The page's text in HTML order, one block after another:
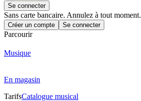
Se connecter
Sans carte bancaire. Annulez à tout moment.
Créer un compte Se connecter
Parcourir
Musique
En magasin
TarifsCatalogue musical